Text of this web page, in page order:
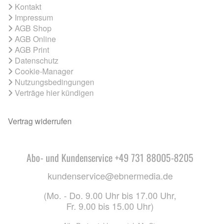
Kontakt
Impressum
AGB Shop
AGB Online
AGB Print
Datenschutz
Cookie-Manager
Nutzungsbedingungen
Verträge hier kündigen
Vertrag widerrufen
Abo- und Kundenservice +49 731 88005-8205
kundenservice@ebnermedia.de
(Mo. - Do. 9.00 Uhr bis 17.00 Uhr,
Fr. 9.00 bis 15.00 Uhr)